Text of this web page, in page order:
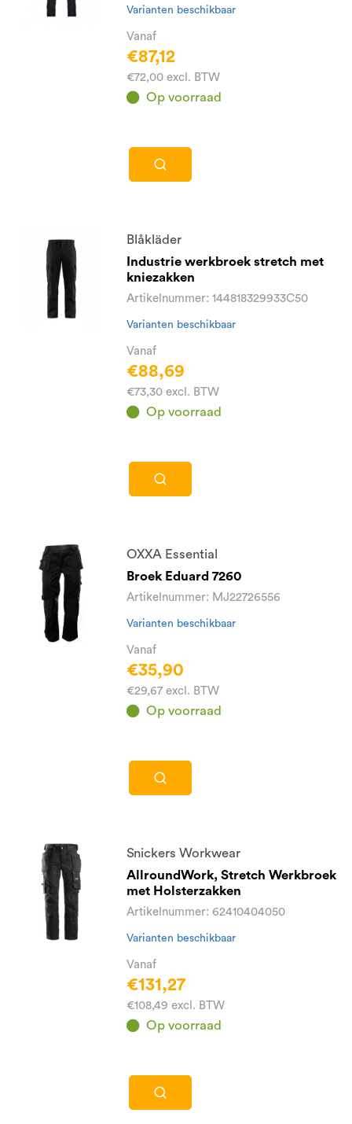
Varianten beschikbaar
Vanaf
€87,12
€72,00 excl. BTW
Op voorraad
Blåkläder
Industrie werkbroek stretch met
kniezakken
Artikelnummer: 144818329933C50
Varianten beschikbaar
Vanaf
€88,69
€73,30 excl. BTW
Op voorraad
OXXA Essential
Broek Eduard 7260
Artikelnummer: MJ22726556
Varianten beschikbaar
Vanaf
€35,90
€29,67 excl. BTW
Op voorraad
Snickers Workwear
AllroundWork, Stretch Werkbroek
met Holsterzakken
Artikelnummer: 62410404050
Varianten beschikbaar
Vanaf
€131,27
€108,49 excl. BTW
Op voorraad